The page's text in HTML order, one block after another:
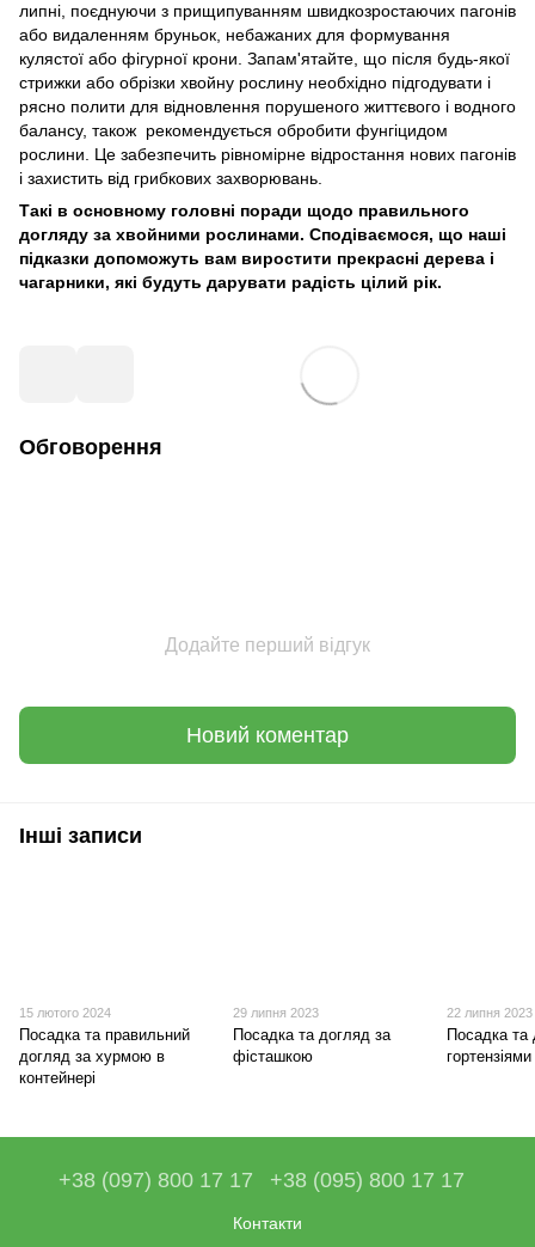
липні, поєднуючи з прищипуванням швидкозростаючих пагонів
або видаленням бруньок, небажаних для формування
кулястої або фігурної крони. Запам'ятайте, що після будь-якої
стрижки або обрізки хвойну рослину необхідно підгодувати і
рясно полити для відновлення порушеного життєвого і водного
балансу, також рекомендується обробити фунгіцидом
рослини. Це забезпечить рівномірне відростання нових пагонів
і захистить від грибкових захворювань.
Такі в основному головні поради щодо правильного
догляду за хвойними рослинами. Сподіваємося, що наші
підказки допоможуть вам виростити прекрасні дерева і
чагарники, які будуть дарувати радість цілий рік.
Обговорення
Додайте перший відгук
Новий коментар
Інші записи
15 лютого 2024
Посадка та правильний
догляд за хурмою в
контейнері
29 липня 2023
Посадка та догляд за
фісташкою
22 липня 2023
Посадка та
гортензіями
+38 (097) 800 17 17 +38 (095) 800 17 17
Контакти